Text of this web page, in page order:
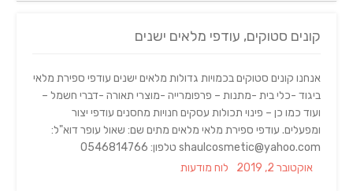
קונים סטוקים, עודפי מלאים ישנים
אנחנו קונים סטוקים בכמויות גדולות מלאים ישנים עודפי ספירת מלאי
ביגוד -כלי בית -מתנות – פרפומרייה -מוצרי תאורה -דברי חשמל –
ועוד כמו כן – פינוי תכולות עסקים חנויות מחסנים עודפי יצור
ומפעלים. עודפי ספירת מלאי מלאים מתים שם: שאול עופר דוא"ל:
shaulcosmetic@yahoo.com טלפון: 0546814766
Posted
אוקטובר 2, 2019 Categories
לוח מודעות